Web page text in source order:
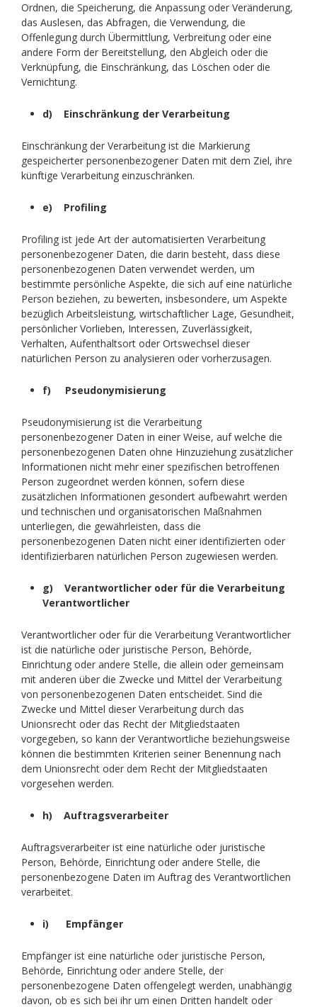
Ordnen, die Speicherung, die Anpassung oder Veränderung,
das Auslesen, das Abfragen, die Verwendung, die
Offenlegung durch Übermittlung, Verbreitung oder eine
andere Form der Bereitstellung, den Abgleich oder die
Verknüpfung, die Einschränkung, das Löschen oder die
Vernichtung.
d) Einschränkung der Verarbeitung
Einschränkung der Verarbeitung ist die Markierung
gespeicherter personenbezogener Daten mit dem Ziel, ihre
künftige Verarbeitung einzuschränken.
e) Profiling
Profiling ist jede Art der automatisierten Verarbeitung
personenbezogener Daten, die darin besteht, dass diese
personenbezogenen Daten verwendet werden, um
bestimmte persönliche Aspekte, die sich auf eine natürliche
Person beziehen, zu bewerten, insbesondere, um Aspekte
bezüglich Arbeitsleistung, wirtschaftlicher Lage, Gesundheit,
persönlicher Vorlieben, Interessen, Zuverlässigkeit,
Verhalten, Aufenthaltsort oder Ortswechsel dieser
natürlichen Person zu analysieren oder vorherzusagen.
f) Pseudonymisierung
Pseudonymisierung ist die Verarbeitung
personenbezogener Daten in einer Weise, auf welche die
personenbezogenen Daten ohne Hinzuziehung zusätzlicher
Informationen nicht mehr einer spezifischen betroffenen
Person zugeordnet werden können, sofern diese
zusätzlichen Informationen gesondert aufbewahrt werden
und technischen und organisatorischen Maßnahmen
unterliegen, die gewährleisten, dass die
personenbezogenen Daten nicht einer identifizierten oder
identifizierbaren natürlichen Person zugewiesen werden.
g) Verantwortlicher oder für die Verarbeitung
Verantwortlicher
Verantwortlicher oder für die Verarbeitung Verantwortlicher
ist die natürliche oder juristische Person, Behörde,
Einrichtung oder andere Stelle, die allein oder gemeinsam
mit anderen über die Zwecke und Mittel der Verarbeitung
von personenbezogenen Daten entscheidet. Sind die
Zwecke und Mittel dieser Verarbeitung durch das
Unionsrecht oder das Recht der Mitgliedstaaten
vorgegeben, so kann der Verantwortliche beziehungsweise
können die bestimmten Kriterien seiner Benennung nach
dem Unionsrecht oder dem Recht der Mitgliedstaaten
vorgesehen werden.
h) Auftragsverarbeiter
Auftragsverarbeiter ist eine natürliche oder juristische
Person, Behörde, Einrichtung oder andere Stelle, die
personenbezogene Daten im Auftrag des Verantwortlichen
verarbeitet.
i) Empfänger
Empfänger ist eine natürliche oder juristische Person,
Behörde, Einrichtung oder andere Stelle, der
personenbezogene Daten offengelegt werden, unabhängig
davon, ob es sich bei ihr um einen Dritten handelt oder